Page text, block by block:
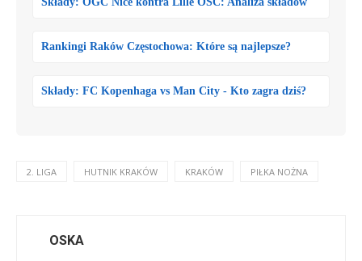
Rankingi Raków Częstochowa: Które są najlepsze?
Składy: FC Kopenhaga vs Man City - Kto zagra dziś?
2. LIGA HUTNIK KRAKÓW KRAKÓW PIŁKA NOŻNA
OSKA